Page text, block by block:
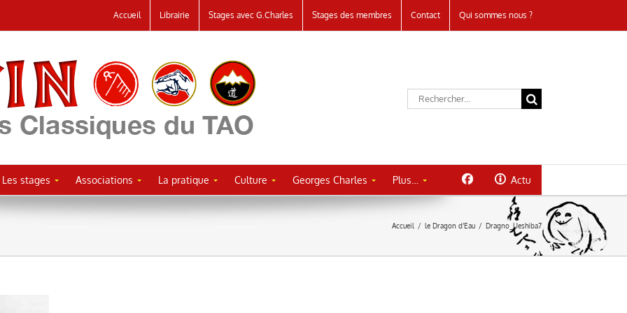
Accueil Librairie Stages avec G.Charles Stages des membres Contact Qui sommes nous ?
Rechercher:
Les stages Associations La pratique Culture Georges Charles Plus… Actu
Accueil / le Dragon d’Eau / Dragno_Ueshiba7